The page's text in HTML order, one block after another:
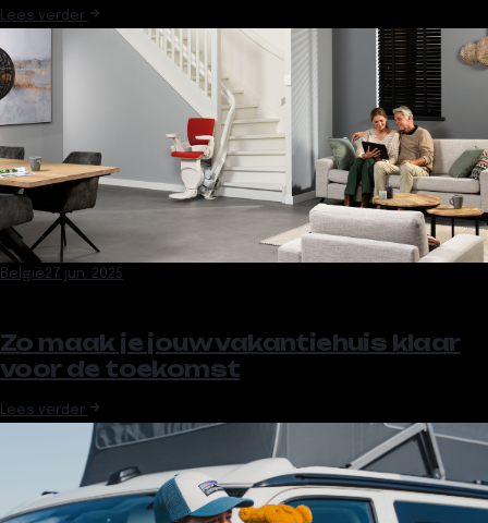
Lees verder
België27 jun. 2025
Zo maak je jouw vakantiehuis klaar
voor de toekomst
Lees verder